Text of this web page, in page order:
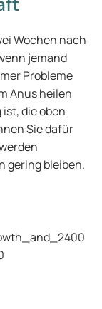
Wochen nach
jemand
Probleme
Anus heilen
die oben
Sie dafür
gering bleiben.